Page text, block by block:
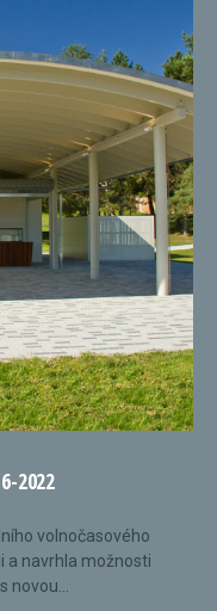
2022
volnočasového
a navrhla možnosti